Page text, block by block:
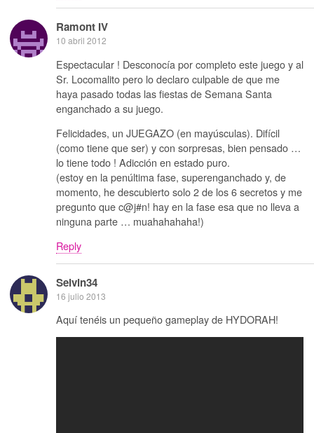
Ramont IV
10 abril 2012
Espectacular ! Desconocía por completo este juego y al
Sr. Locomalito pero lo declaro culpable de que me
haya pasado todas las fiestas de Semana Santa
enganchado a su juego.
Felicidades, un JUEGAZO (en mayúsculas). Difícil
(como tiene que ser) y con sorpresas, bien pensado …
lo tiene todo ! Adicción en estado puro.
(estoy en la penúltima fase, superenganchado y, de
momento, he descubierto solo 2 de los 6 secretos y me
pregunto que c@j#n! hay en la fase esa que no lleva a
ninguna parte … muahahahaha!)
Reply
Selvin34
16 julio 2013
Aquí tenéis un pequeño gameplay de HYDORAH!